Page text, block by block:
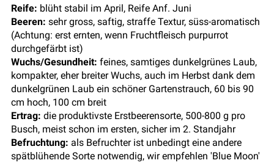
Reife: blüht stabil im April, Reife Anf. Juni
Beeren: sehr gross, saftig, straffe Textur, süss-aromatisch
(Achtung: erst ernten, wenn Fruchtfleisch purpurrot
durchgefärbt ist)
Wuchs/Gesundheit: feines, samtiges dunkelgrünes Laub,
kompakter, eher breiter Wuchs, auch im Herbst dank dem
dunkelgrünen Laub ein schöner Gartenstrauch, 60 bis 90
cm hoch, 100 cm breit
Ertrag: die produktivste Erstbeerensorte, 500-800 g pro
Busch, meist schon im ersten, sicher im 2. Standjahr
Befruchtung: als Befruchter ist unbedingt eine andere
spätblühende Sorte notwendig, wir empfehlen 'Blue Moon'